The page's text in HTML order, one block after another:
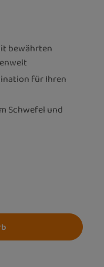
bewährten
für Ihren
Schwefel und